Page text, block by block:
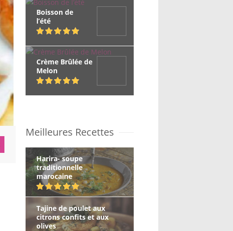
Boisson de
l’été
Crème Brûlée de
Melon
Meilleures Recettes
Harira- soupe
traditionnelle
marocaine
Tajine de poulet aux
citrons confits et aux
olives